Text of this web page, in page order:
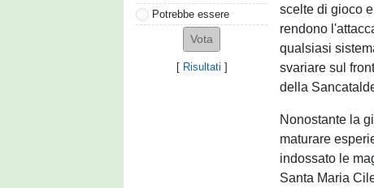
Potrebbe essere
[ Risultati ]
scelte di gioco
rendono
qualsiasi
svariare sul
della
Nonostante la
maturare
indossato le
Santa Maria